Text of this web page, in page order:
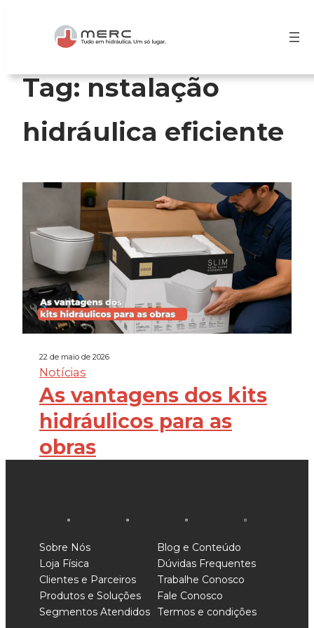
conteúdo
Tag:nstalação
hidráulica eficiente
22 de maio de 2026
Notícias
As vantagens dos kits
hidráulicos para as
obras
Sobre Nós
Loja Física
Clientes e Parceiros
Produtos e Soluções
Segmentos Atendidos
Blog e Conteúdo
Dúvidas Frequentes
Trabalhe Conosco
Fale Conosco
Termos e condições